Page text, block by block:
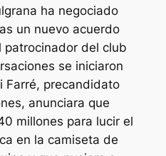
ha negociado
un nuevo acuerdo
patrocinador del club
se iniciaron
Farré, precandidato
anunciara que
millones para lucir el
en la camiseta de